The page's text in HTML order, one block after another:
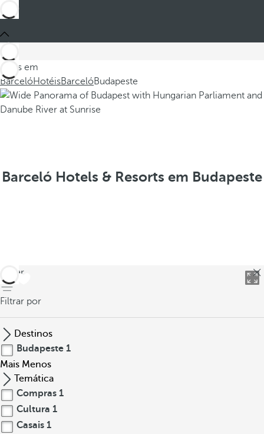
Estes em
BarcelóHotéisBarcelóBudapeste
Barceló Hotels & Resorts em Budapeste
voltar
Filtrar por
Destinos
Budapeste 1
Mais Menos
Temática
Compras 1
Cultura 1
Casais 1